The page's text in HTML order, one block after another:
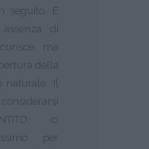
seguito. È
di
ma
della
naturale. Il
ci
per